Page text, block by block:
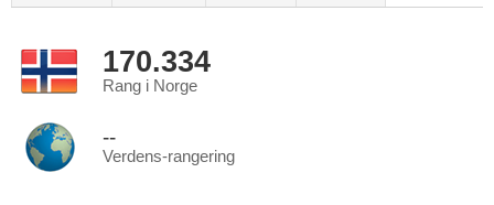
170.334
Rang i Norge
--
Verdens-rangering